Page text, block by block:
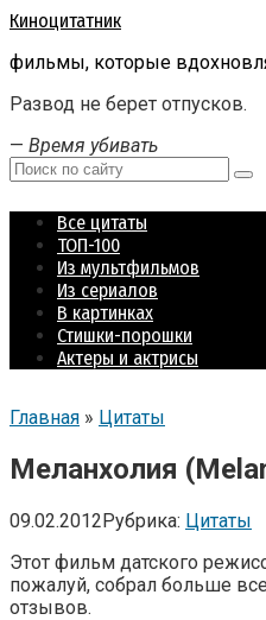
Перейти
контенту
Киноцитатник
фильмы, которые
Развод не берет отпусков.
— Время убивать
Поиск:
Все цитаты
ТОП-100
Из мультфильмов
Из сериалов
В картинках
Стишки-порошки
Актеры и актрисы
Главная » Цитаты
Меланхолия
09.02.2012Рубрика: Цитаты
Этот фильм датского
пожалуй, собрал больше
отзывов.